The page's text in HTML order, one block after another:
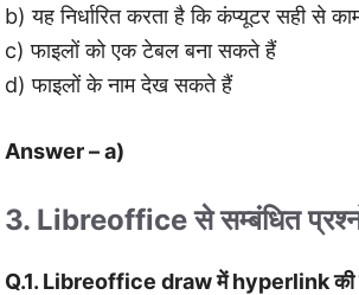
b) यह निर्धारित करता है कि कंप्यूटर सही से
c) फाइलों को एक टेबल बना सकते हैं
d) फाइलों के नाम देख सकते हैं
Answer – a)
3. Libreofficeसे सम्बंधित
Q.1. Libreoffice draw में hyperlink की